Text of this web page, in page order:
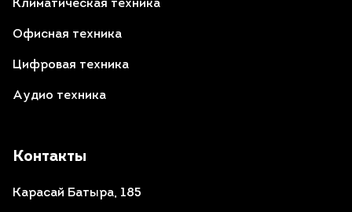
Контакты
Карасай Батыра, 185
Климатическая техника
Офисная техника
Цифровая техника
Аудио техника